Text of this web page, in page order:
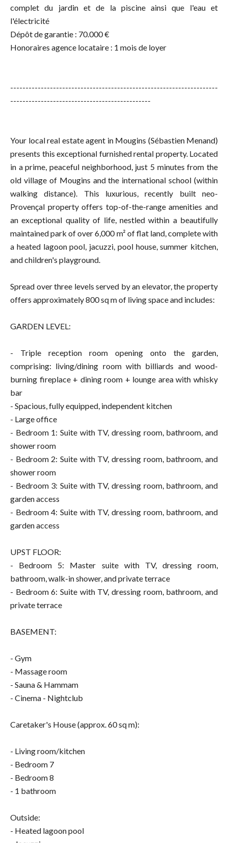
complet du jardin et de la piscine ainsi que l'eau et
l'électricité
Dépôt de garantie : 70.000 €
Honoraires agence locataire : 1 mois de loyer
--------------------------------------------------------------------
----------------------------------------------
Your local real estate agent in Mougins (Sébastien Menand)
presents this exceptional furnished rental property. Located
in a prime, peaceful neighborhood, just 5 minutes from the
old village of Mougins and the international school (within
walking distance). This luxurious, recently built neo-
Provençal property offers top-of-the-range amenities and
an exceptional quality of life, nestled within a beautifully
maintained park of over 6,000 m² of flat land, complete with
a heated lagoon pool, jacuzzi, pool house, summer kitchen,
and children's playground.
Spread over three levels served by an elevator, the property
offers approximately 800 sq m of living space and includes:
GARDEN LEVEL:
- Triple reception room opening onto the garden,
comprising: living/dining room with billiards and wood-
burning fireplace + dining room + lounge area with whisky
bar
- Spacious, fully equipped, independent kitchen
- Large office
- Bedroom 1: Suite with TV, dressing room, bathroom, and
shower room
- Bedroom 2: Suite with TV, dressing room, bathroom, and
shower room
- Bedroom 3: Suite with TV, dressing room, bathroom, and
garden access
- Bedroom 4: Suite with TV, dressing room, bathroom, and
garden access
UPST FLOOR:
- Bedroom 5: Master suite with TV, dressing room,
bathroom, walk-in shower, and private terrace
- Bedroom 6: Suite with TV, dressing room, bathroom, and
private terrace
BASEMENT:
- Gym
- Massage room
- Sauna & Hammam
- Cinema - Nightclub
Caretaker's House (approx. 60 sq m):
- Living room/kitchen
- Bedroom 7
- Bedroom 8
- 1 bathroom
Outside:
- Heated lagoon pool